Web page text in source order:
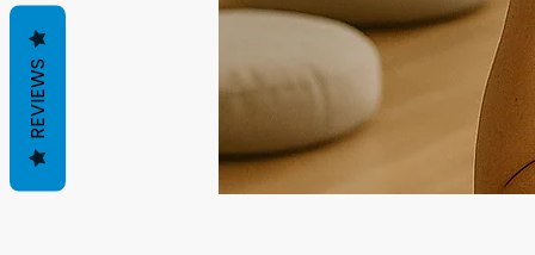
REVIEWS